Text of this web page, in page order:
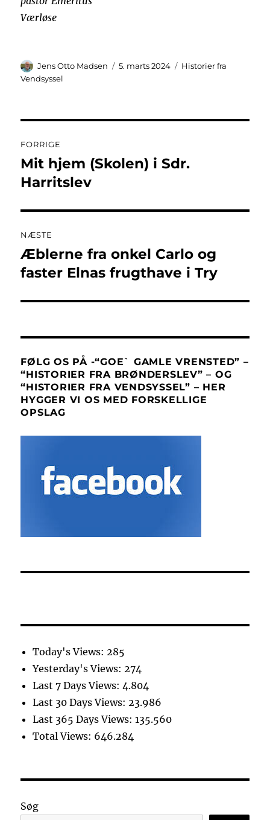
Værløse
Forfatter
Jens Otto Madsen Udgivet
5. marts 2024 Kategorier
Historier fra
Vendsyssel
FORRIGE
Forrige
indlæg:
Mit hjem (Skolen) i Sdr.
Harritslev
NÆSTE
Næste
indlæg:
Æblerne fra onkel Carlo og
faster Elnas frugthave i Try
FØLG OS PÅ -“GOE` GAMLE VRENSTED” –
“HISTORIER FRA BRØNDERSLEV” – OG
“HISTORIER FRA VENDSYSSEL” – HER
HYGGER VI OS MED FORSKELLIGE
OPSLAG
Today's Views:285
Yesterday's Views:274
Last 7 Days Views:4.804
Last 30 Days Views:23.986
Last 365 Days Views:135.560
Total Views: 646.284
Søg